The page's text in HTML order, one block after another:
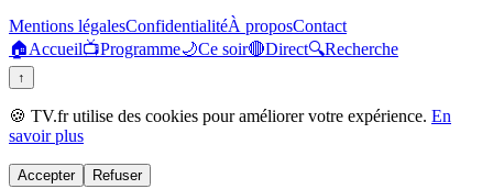
Mentions légalesConfidentialitéÀ proposContact
🏠Accueil📺Programme🌙Ce soir🔴Direct🔍Recherche
↑
🍪 TV.fr utilise des cookies pour améliorer votre expérience. En
savoir plus
Accepter Refuser